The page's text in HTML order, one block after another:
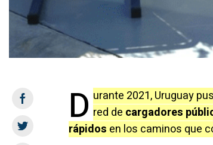
D urante 2021, Uruguay
red de cargadores
rápidos en los caminos que